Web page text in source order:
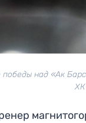
победы над «Ак
ХК